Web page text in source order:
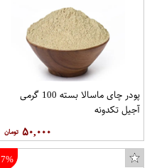
پودر چای ماسالا بسته 100 گرمی
آجیل تکدونه
۵۰,۰۰۰
7%